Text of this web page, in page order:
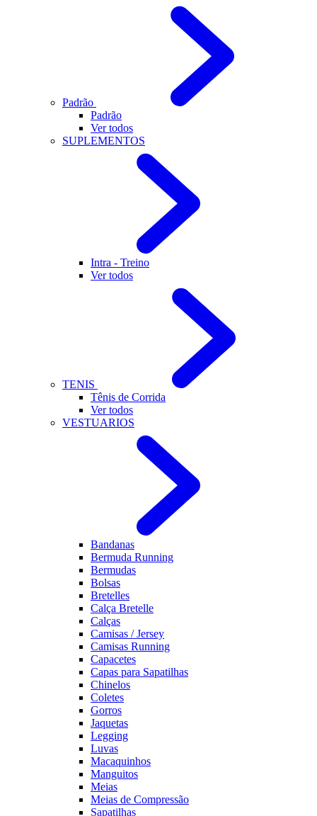
Padrão
Padrão
Ver todos
SUPLEMENTOS
Intra - Treino
Ver todos
TENIS
Tênis de Corrida
Ver todos
VESTUARIOS
Bandanas
Bermuda Running
Bermudas
Bolsas
Bretelles
Calça Bretelle
Calças
Camisas / Jersey
Camisas Running
Capacetes
Capas para Sapatilhas
Chinelos
Coletes
Gorros
Jaquetas
Legging
Luvas
Macaquinhos
Manguitos
Meias
Meias de Compressão
Sapatilhas